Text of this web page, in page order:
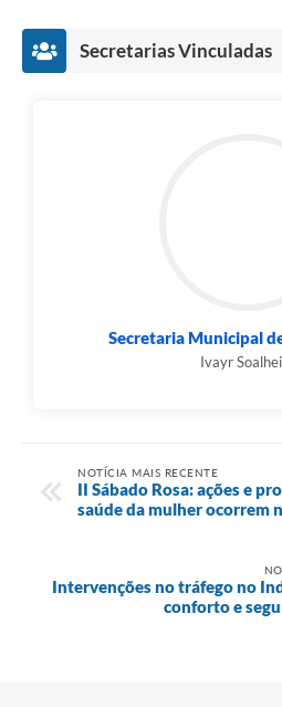
Secretarias Vinculadas
Secretaria Municipal
Ivayr
NOTÍCIA MAIS RECENTE
II Sábado Rosa: ações e
saúde da mulher ocorrem
Intervenções no tráfego no
conforto e